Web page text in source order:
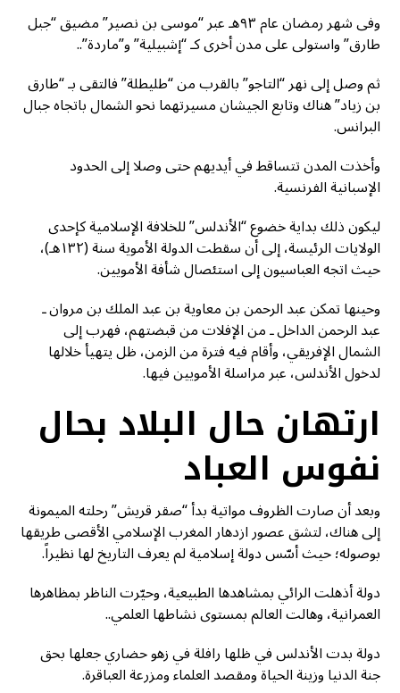
وفى شهر رمضان عام ٩٣هـ عبر “موسى بن نصير” مضيق “جبل
طارق” واستولى على مدن أخرى كـ “إشبيلية” و”ماردة”..
ثم وصل إلى نهر “التاجو” بالقرب من “طليطلة” فالتقى بـ “طارق
بن زياد” هناك وتابع الجيشان مسيرتهما نحو الشمال باتجاه جبال
البرانس.
وأخذت المدن تتساقط في أيديهم حتى وصلا إلى الحدود
الإسبانية الفرنسية.
ليكون ذلك بداية خضوع “الأندلس” للخلافة الإسلامية كإحدى
الولايات الرئيسة، إلى أن سقطت الدولة الأموية سنة (١٣٢هـ)،
حيث اتجه العباسيون إلى استئصال شأفة الأمويين.
وحينها تمكن عبد الرحمن بن معاوية بن عبد الملك بن مروان ـ
عبد الرحمن الداخل ـ من الإفلات من قبضتهم، فهرب إلى
الشمال الإفريقي، وأقام فيه فترة من الزمن، ظل يتهيأ خلالها
لدخول الأندلس، عبر مراسلة الأمويين فيها.
ارتهان حال البلاد بحال
نفوس العباد
وبعد أن صارت الظروف مواتية بدأ “صقر قريش” رحلته الميمونة
إلى هناك، لتشق عصور ازدهار المغرب الإسلامي الأقصى طريقها
بوصوله؛ حيث أسّس دولة إسلامية لم يعرف التاريخ لها نظيراً.
دولة أذهلت الرائي بمشاهدها الطبيعية، وحيّرت الناظر بمظاهرها
العمرانية، وهالت العالم بمستوى نشاطها العلمي..
دولة بدت الأندلس في ظلها رافلة في زهو حضاري جعلها بحق
جنة الدنيا وزينة الحياة ومقصد العلماء ومزرعة العباقرة.